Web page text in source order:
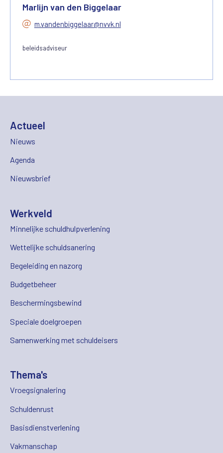
Marlijn van den Biggelaar
m.vandenbiggelaar@nvvk.nl
beleidsadviseur
Actueel
Nieuws
Agenda
Nieuwsbrief
Werkveld
Minnelijke schuldhulpverlening
Wettelijke schuldsanering
Begeleiding en nazorg
Budgetbeheer
Beschermingsbewind
Speciale doelgroepen
Samenwerking met schuldeisers
Thema's
Vroegsignalering
Schuldenrust
Basisdienstverlening
Vakmanschap